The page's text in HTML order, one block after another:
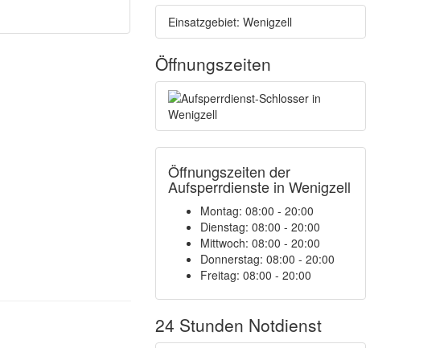
Einsatzgebiet: Wenigzell
Öffnungszeiten
Öffnungszeiten der
Aufsperrdienste in Wenigzell
Montag: 08:00 - 20:00
Dienstag: 08:00 - 20:00
Mittwoch: 08:00 - 20:00
Donnerstag: 08:00 - 20:00
Freitag: 08:00 - 20:00
24 Stunden Notdienst